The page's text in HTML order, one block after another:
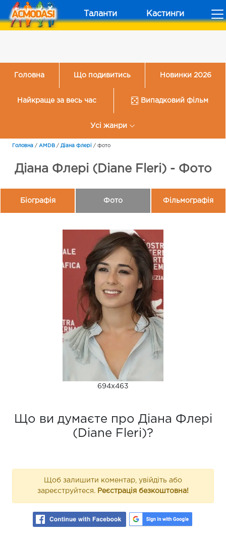
Таланти Кастинги
Головна Що подивитись Новинки 2026
Найкраще за весь час Випадковий фільм
Усі жанри
Головна / AMDB / Діана Флері / Фото
Діана Флері (Diane Fleri) - Фото
Біографія Фото Фільмографія
694x463
Що ви думаєте про Діана Флері
(Diane Fleri)?
Щоб залишити коментар, увійдіть або
зареєструйтеся. Реєстрація безкоштовна!